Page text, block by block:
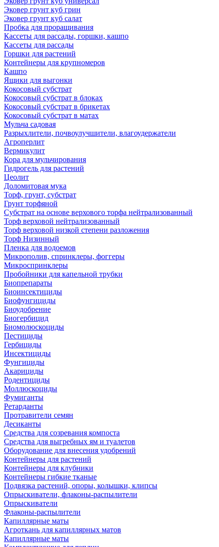
Эковер грунт куб грин
Эковер грунт куб салат
Пробка для проращивания
Кассеты для рассады, горшки, кашпо
Кассеты для рассады
Горшки для растений
Контейнеры для крупномеров
Кашпо
Ящики для выгонки
Кокосовый субстрат
Кокосовый субстрат в блоках
Кокосовый субстрат в брикетах
Кокосовый субстрат в матах
Мульча садовая
Разрыхлители, почвоулучшители, влагоудержатели
Агроперлит
Вермикулит
Кора для мульчирования
Гидрогель для растений
Цеолит
Доломитовая мука
Торф, грунт, субстрат
Грунт торфяной
Субстрат на основе верхового торфа нейтрализованный
Торф верховой нейтрализованный
Торф верховой низкой степени разложения
Торф Низинный
Пленка для водоемов
Микрополив, спринклеры, фоггеры
Микроспринклеры
Пробойники для капельной трубки
Биопрепараты
Биоинсектициды
Биофунгициды
Биоудобрение
Биогербицид
Биомолюскоциды
Пестициды
Гербициды
Инсектициды
Фунгициды
Акарициды
Родентициды
Моллюскоциды
Фумиганты
Ретарданты
Протравители семян
Десиканты
Средства для созревания компоста
Средства для выгребных ям и туалетов
Оборудование для внесения удобрений
Контейнеры для растений
Контейнеры для клубники
Контейнеры гибкие тканые
Подвязка растений, опоры, колышки, клипсы
Опрыскиватели, флаконы-распылители
Опрыскиватели
Флаконы-распылители
Капиллярные маты
Агроткань для капиллярных матов
Капиллярные маты